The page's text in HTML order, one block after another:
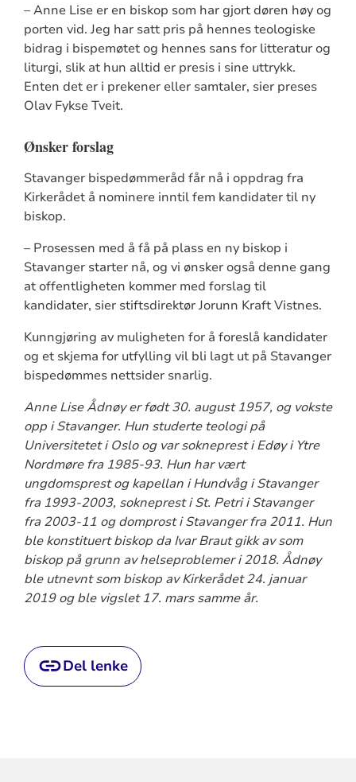
– Anne Lise er en biskop som har gjort døren høy og
porten vid. Jeg har satt pris på hennes teologiske
bidrag i bispemøtet og hennes sans for litteratur og
liturgi, slik at hun alltid er presis i sine uttrykk.
Enten det er i prekener eller samtaler, sier preses
Olav Fykse Tveit.
Ønsker forslag
Stavanger bispedømmeråd får nå i oppdrag fra
Kirkerådet å nominere inntil fem kandidater til ny
biskop.
– Prosessen med å få på plass en ny biskop i
Stavanger starter nå, og vi ønsker også denne gang
at offentligheten kommer med forslag til
kandidater, sier stiftsdirektør Jorunn Kraft Vistnes.
Kunngjøring av muligheten for å foreslå kandidater
og et skjema for utfylling vil bli lagt ut på Stavanger
bispedømmes nettsider snarlig.
Anne Lise Ådnøy er født 30. august 1957, og vokste
opp i Stavanger. Hun studerte teologi på
Universitetet i Oslo og var sokneprest i Edøy i Ytre
Nordmøre fra 1985-93. Hun har vært
ungdomsprest og kapellan i Hundvåg i Stavanger
fra 1993-2003, sokneprest i St. Petri i Stavanger
fra 2003-11 og domprost i Stavanger fra 2011. Hun
ble konstituert biskop da Ivar Braut gikk av som
biskop på grunn av helseproblemer i 2018. Ådnøy
ble utnevnt som biskop av Kirkerådet 24. januar
2019 og ble vigslet 17. mars samme år.
Del lenke